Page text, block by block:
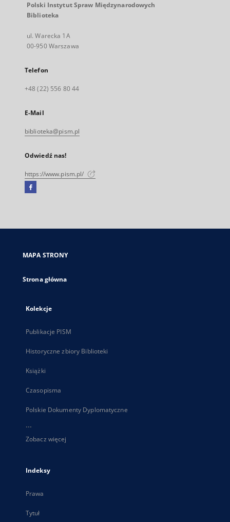
Polski Instytut Spraw Międzynarodowych
Biblioteka
ul. Warecka 1A
00-950 Warszawa
Telefon
+48 (22) 556 80 44
E-Mail
biblioteka@pism.pl
Odwiedź nas!
https://www.pism.pl/
Facebook
się
karcie
MAPA STRONY
Strona główna
Kolekcje
Publikacje PISM
Historyczne zbiory Biblioteki
Książki
Czasopisma
Polskie Dokumenty Dyplomatyczne
...
Zobacz więcej
Indeksy
Prawa
Tytuł